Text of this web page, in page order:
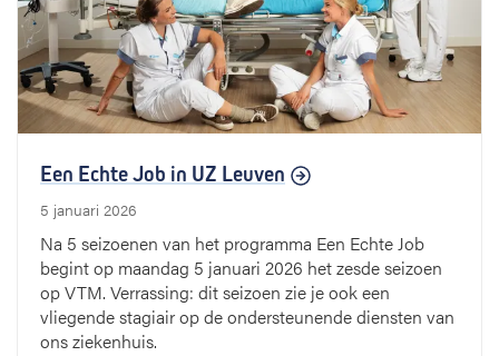
Een Echte Job in UZ Leuven
5 januari 2026
Na 5 seizoenen van het programma Een Echte Job
begint op maandag 5 januari 2026 het zesde seizoen
op VTM. Verrassing: dit seizoen zie je ook een
vliegende stagiair op de ondersteunende diensten van
ons ziekenhuis.